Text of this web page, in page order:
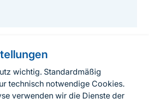
wichtig. Standardmäßig
technisch notwendige Cookies.
verwenden wir die Dienste der
zur Seite
Kontakt zum BfN